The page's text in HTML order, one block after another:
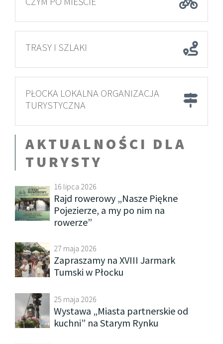
TRASY I SZLAKI
PŁOCKA LOKALNA ORGANIZACJA
TURYSTYCZNA
AKTUALNOŚCI DLA
TURYSTY
16 lipca 2026
Rajd rowerowy „Nasze Piękne
Pojezierze, a my po nim na
rowerze”
27 maja 2026
Zapraszamy na XVIII Jarmark
Tumski w Płocku
25 maja 2026
Wystawa „Miasta partnerskie od
kuchni” na Starym Rynku